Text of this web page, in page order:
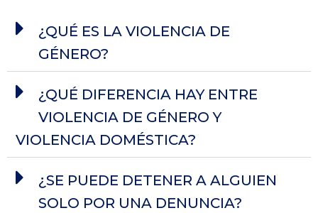
¿QUÉ ES LA VIOLENCIA DE
GÉNERO?
¿QUÉ DIFERENCIA HAY ENTRE
VIOLENCIA DE GÉNERO Y
VIOLENCIA DOMÉSTICA?
¿SE PUEDE DETENER A ALGUIEN
SOLO POR UNA DENUNCIA?